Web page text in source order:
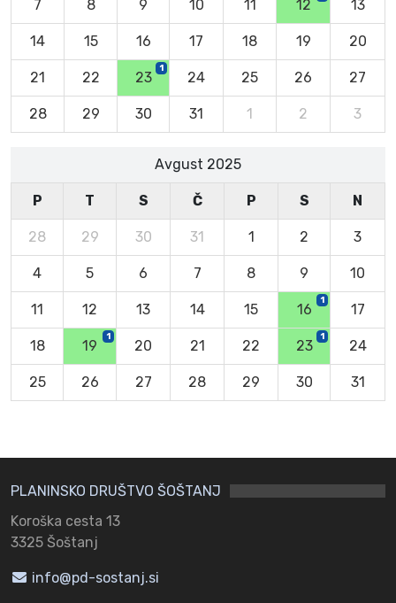
7 8 9 10 11 12 13
14 15 16 17 18 19 20
21 22 23
1
24 25 26 27
28 29 30 31 1 2 3
Avgust 2025
P T S Č P S N
28 29 30 31 1 2 3
4 5 6 7 8 9 10
11 12 13 14 15 16
1
17
18 19
1
20 21 22 23
1
24
25 26 27 28 29 30 31
PLANINSKO DRUŠTVO ŠOŠTANJ
Koroška cesta 13
3325 Šoštanj
info@pd-sostanj.si